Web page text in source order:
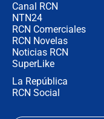
Canal RCN
NTN24
RCN Comerciales
RCN Novelas
Noticias RCN
SuperLike
La República
RCN Social